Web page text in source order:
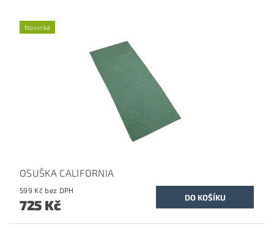
Novinka
OSUŠKA CALIFORNIA
599 Kč bez DPH
725 Kč